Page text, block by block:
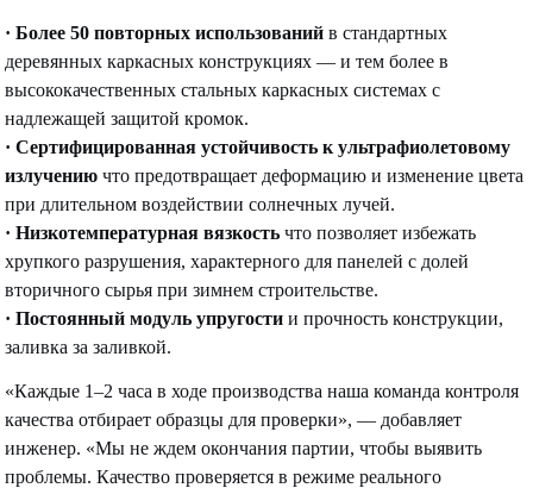
· Более 50 повторных использований в стандартных
деревянных каркасных конструкциях — и тем более в
высококачественных стальных каркасных системах с
надлежащей защитой кромок.
·Сертифицированная устойчивость к ультрафиолетовому
излучению что предотвращает деформацию и изменение цвета
при длительном воздействии солнечных лучей.
·Низкотемпературная вязкость что позволяет избежать
хрупкого разрушения, характерного для панелей с долей
вторичного сырья при зимнем строительстве.
·Постоянный модуль упругости и прочность конструкции,
заливка за заливкой.
«Каждые 1–2 часа в ходе производства наша команда контроля
качества отбирает образцы для проверки», — добавляет
инженер. «Мы не ждем окончания партии, чтобы выявить
проблемы. Качество проверяется в режиме реального